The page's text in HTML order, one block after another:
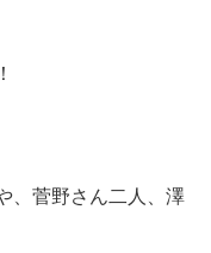
、菅野さん二人、澤